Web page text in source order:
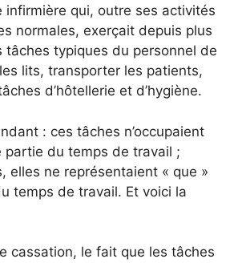
infirmière qui, outre ses activités
normales, exerçait depuis plus
tâches typiques du personnel de
lits, transporter les patients,
d’hôtellerie et d’hygiène.
: ces tâches n’occupaient
partie du temps de travail ;
elles ne représentaient « que »
temps de travail. Et voici la
cassation, le fait que les tâches